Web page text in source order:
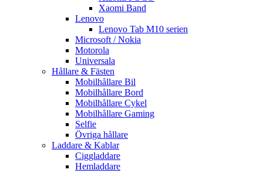
Xaomi Band
Lenovo
Lenovo Tab M10 serien
Microsoft / Nokia
Motorola
Universala
Hållare & Fästen
Mobilhållare Bil
Mobilhållare Bord
Mobilhållare Cykel
Mobilhållare Gaming
Selfie
Övriga hållare
Laddare & Kablar
Ciggladdare
Hemladdare